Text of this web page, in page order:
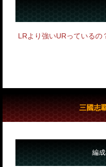
LRより強いURっているの
三國志
編